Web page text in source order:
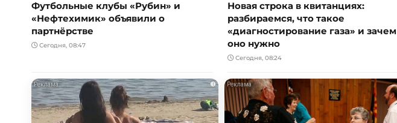
Футбольные клубы «Рубин» и
«Нефтехимик» объявили о
партнёрстве
Сегодня, 08:47
Новая строка в квитанциях:
разбираемся, что такое
«диагностирование газа» и зачем
оно нужно
Сегодня, 08:24
i